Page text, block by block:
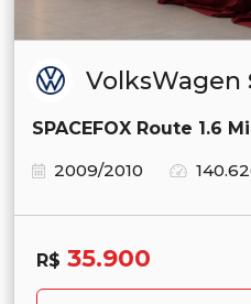
VolksWagen
SPACEFOX Route 1.6
2009/2010
R$ 35.900